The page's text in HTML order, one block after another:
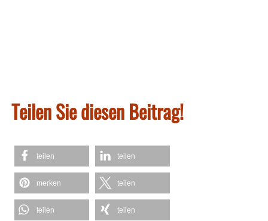
Teilen Sie diesen Beitrag!
teilen teilen
merken teilen
teilen teilen